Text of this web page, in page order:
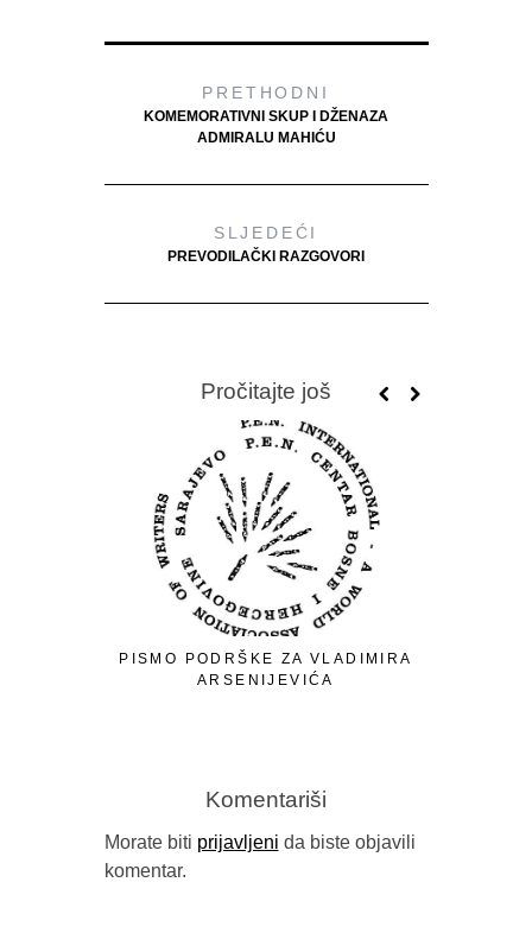
PRETHODNI
KOMEMORATIVNI SKUP I DŽENAZA
ADMIRALU MAHIĆU
SLJEDEĆI
PREVODILAČKI RAZGOVORI
Pročitajte još
PISMO PODRŠKE ZA VLADIMIRA
ARSENIJEVIĆA
Komentariši
Morate biti prijavljeni da biste objavili
komentar.